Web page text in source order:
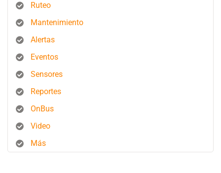
Ruteo
Mantenimiento
Alertas
Eventos
Sensores
Reportes
OnBus
Video
Más